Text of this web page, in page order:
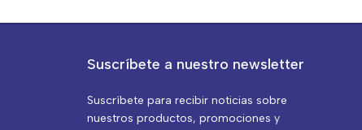
Suscríbete a nuestro newsletter
Suscríbete para recibir noticias sobre
nuestros productos, promociones y